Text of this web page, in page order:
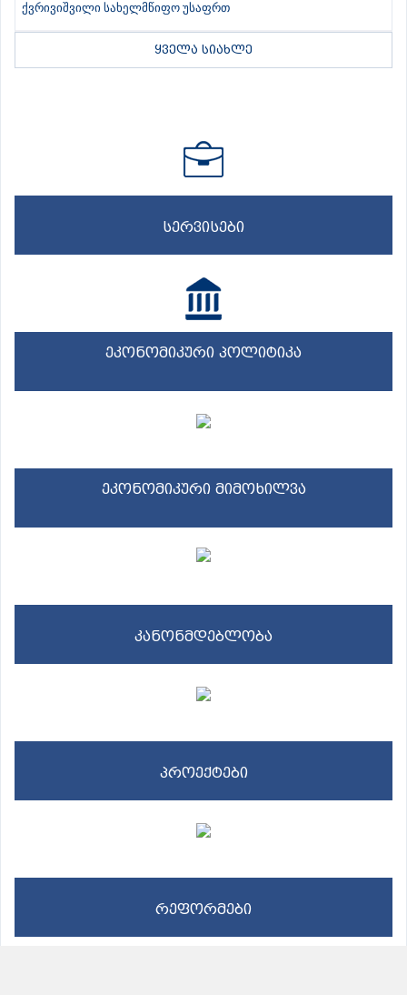
ქვრივიშვილი სახელმწიფო უსაფრთ
ყველა სიახლე
სერვისები
ეკონომიკური პოლიტიკა
ეკონომიკური მიმოხილვა
კანონმდებლობა
პროექტები
რეფორმები